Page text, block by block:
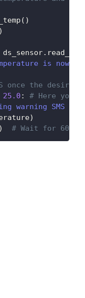
( )
)
ds_sensor.
is now:'
once the desired
25.0 :
# Here you
warning SMS
)
) # Wait for 60